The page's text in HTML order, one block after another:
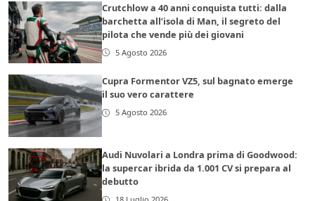
Crutchlow a 40 anni conquista tutti: dalla
barchetta all’isola di Man, il segreto del
pilota che vende più dei giovani
5 Agosto 2026
Cupra Formentor VZ5, sul bagnato emerge
il suo vero carattere
5 Agosto 2026
Audi Nuvolari a Londra prima di Goodwood:
la supercar ibrida da 1.001 CV si prepara al
debutto